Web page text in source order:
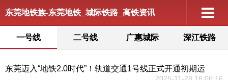
东莞地铁族-东莞地铁_城际铁路_高铁资讯
一号线 二号线 广惠城际 深江铁路
东莞迈入“地铁2.0时代”！轨道交通1号线正式开通初期运